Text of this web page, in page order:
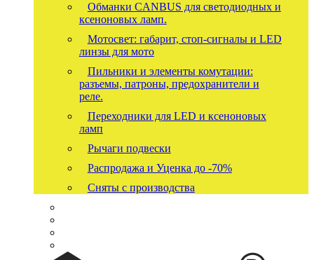
Обманки CANBUS для светодиодных и
ксеноновых ламп.
Мотосвет: габарит, стоп-сигналы и LED
линзы для мото
Пильники и элементы комутации:
разъемы, патроны, предохранители и
реле.
Переходники для LED и ксеноновых
ламп
Рычаги подвески
Распродажа и Уценка до -70%
Сняты с производства